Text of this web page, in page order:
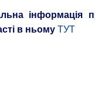
інформація
в ньому ТУТ